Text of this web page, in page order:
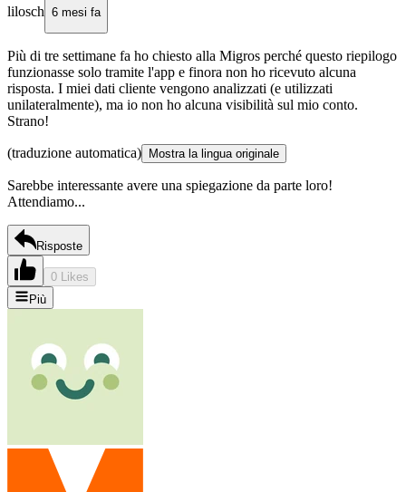
lilosch 6 mesi fa
Più di tre settimane fa ho chiesto alla Migros perché questo riepilogo
funzionasse solo tramite l'app e finora non ho ricevuto alcuna
risposta. I miei dati cliente vengono analizzati (e utilizzati
unilateralmente), ma io non ho alcuna visibilità sul mio conto.
Strano!
(traduzione automatica) Mostra la lingua originale
Sarebbe interessante avere una spiegazione da parte loro!
Attendiamo...
Risposte
0 Likes
Più